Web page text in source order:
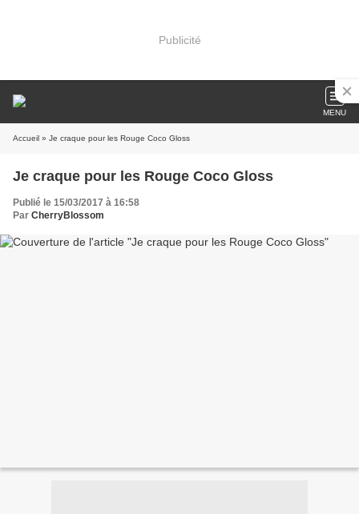
Publicité
MENU
Accueil » Je craque pour les Rouge Coco Gloss
Je craque pour les Rouge Coco Gloss
Publié le 15/03/2017 à 16:58
Par CherryBlossom